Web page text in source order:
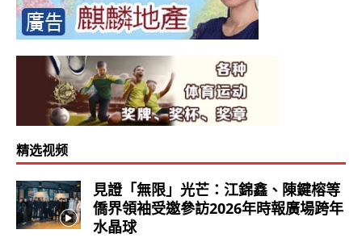
精选视频
見證「無限」光芒：江錦鑫、陳鍵榕等
僑界領袖受邀參訪2026年時報廣場跨年
水晶球